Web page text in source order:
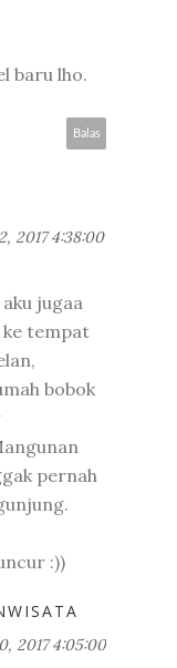
baru lho.
Balas
2017 4:38:00
jugaa
ke tempat
bobok
pernah
:))
2017 4:05:00